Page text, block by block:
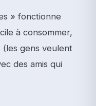
» fonctionne
à consommer,
(les gens veulent
des amis qui